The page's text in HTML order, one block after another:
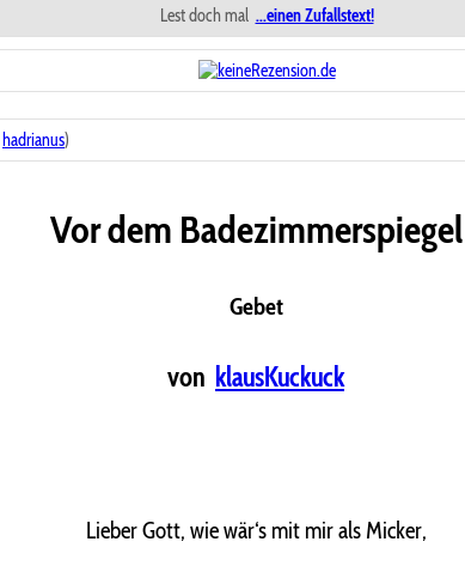
Lest doch mal ...einen Zufallstext!
hadrianus)
Vor dem Badezimmerspiegel
Gebet
von klausKuckuck
Lieber Gott, wie wär‘s mit mir als Micker,